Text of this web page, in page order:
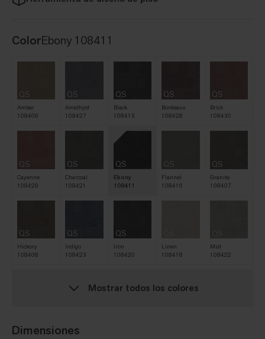
ColorEbony 108411
QS
Amber
108409
QS
Amethyst
108427
QS
Black
108415
QS
Bordeaux
108428
QS
Brick
108430
QS
Cayenne
108429
QS
Charcoal
108421
QS
Ebony
108411
QS
Flannel
108416
QS
Granite
108407
QS
Hickory
108408
QS
Indigo
108423
QS
Iron
108420
Linen
108418
QS
Mist
108422
Mostrar todos los colores
Dimensiones